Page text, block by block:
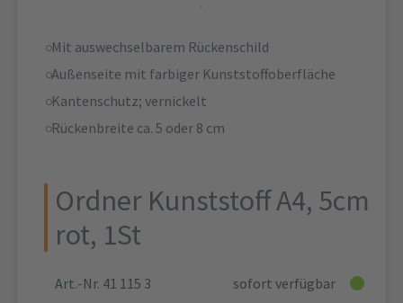
Mit auswechselbarem Rückenschild
Außenseite mit farbiger Kunststoffoberfläche
Kantenschutz; vernickelt
Rückenbreite ca. 5 oder 8 cm
Ordner Kunststoff A4, 5cm
rot, 1St
Art.-Nr. 41 115 3 sofort verfügbar